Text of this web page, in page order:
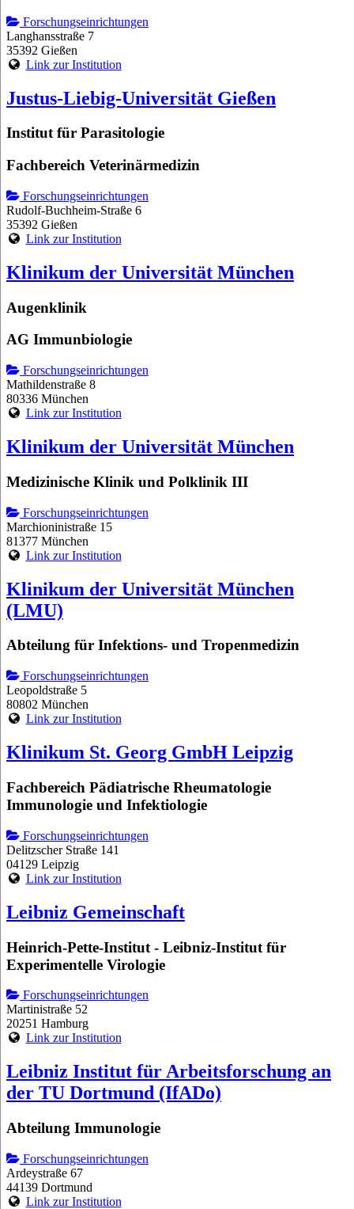
Forschungseinrichtungen
Langhansstraße 7
35392 Gießen
Link zur Institution
Justus-Liebig-Universität Gießen
Institut für Parasitologie
Fachbereich Veterinärmedizin
Forschungseinrichtungen
Rudolf-Buchheim-Straße 6
35392 Gießen
Link zur Institution
Klinikum der Universität München
Augenklinik
AG Immunbiologie
Forschungseinrichtungen
Mathildenstraße 8
80336 München
Link zur Institution
Klinikum der Universität München
Medizinische Klinik und Polklinik III
Forschungseinrichtungen
Marchioninistraße 15
81377 München
Link zur Institution
Klinikum der Universität München
(LMU)
Abteilung für Infektions- und Tropenmedizin
Forschungseinrichtungen
Leopoldstraße 5
80802 München
Link zur Institution
Klinikum St. Georg GmbH Leipzig
Fachbereich Pädiatrische Rheumatologie
Immunologie und Infektiologie
Forschungseinrichtungen
Delitzscher Straße 141
04129 Leipzig
Link zur Institution
Leibniz Gemeinschaft
Heinrich-Pette-Institut - Leibniz-Institut für
Experimentelle Virologie
Forschungseinrichtungen
Martinistraße 52
20251 Hamburg
Link zur Institution
Leibniz Institut für Arbeitsforschung an
der TU Dortmund (IfADo)
Abteilung Immunologie
Forschungseinrichtungen
Ardeystraße 67
44139 Dortmund
Link zur Institution